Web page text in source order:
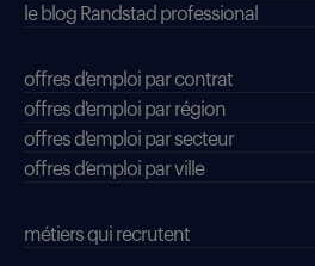
le blog Randstad professional
offres d'emploi par contrat
offres d'emploi par région
offres d'emploi par secteur
offres d’emploi par ville
métiers qui recrutent